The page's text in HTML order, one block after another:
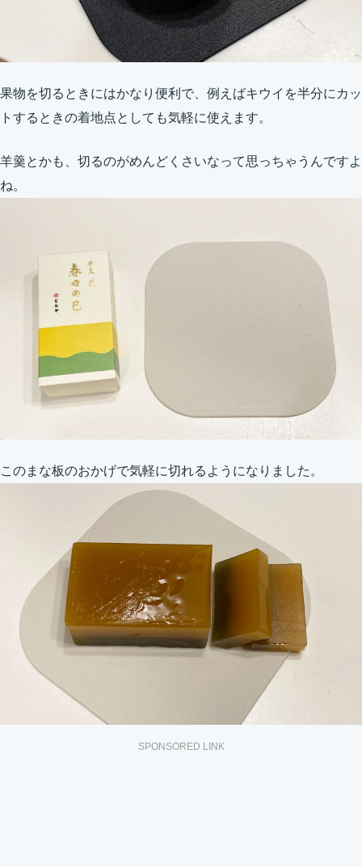
果物を切るときにはかなり便利で、例えばキウイを半分にカッ
トするときの着地点としても気軽に使えます。
羊羹とかも、切るのがめんどくさいなって思っちゃうんですよ
ね。
このまな板のおかげで気軽に切れるようになりました。
SPONSORED LINK